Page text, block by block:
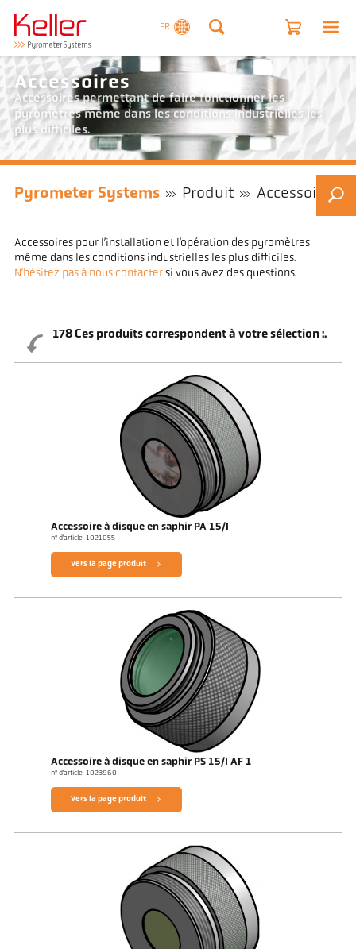
FR
Accessoires
Accessoires permettant de faire fonctionner les
pyromètres même dans les conditions industrielles les
plus difficiles.
Pyrometer Systems Produit Accessoires
Accessoires pour l’installation et l’opération des pyromètres
même dans les conditions industrielles les plus difficiles.
N’hésitez pas à nous contactersi vous avez des questions.
178Ces produits correspondent à votre sélection :.
Accessoire à disque en saphir PA 15/I
n° d'article: 1021055
Vers la page produit
Accessoire à disque en saphir PS 15/I AF 1
n° d'article: 1023960
Vers la page produit